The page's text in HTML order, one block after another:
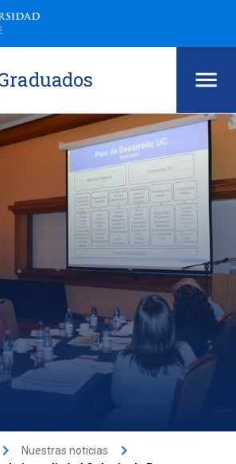
keyboard_arrow_right Nuestras noticias keyboard_arrow_right